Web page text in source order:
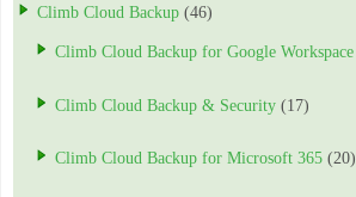
Climb Cloud Backup (46)
Climb Cloud Backup for Google Workspace
Climb Cloud Backup & Security (17)
Climb Cloud Backup for Microsoft 365 (20)